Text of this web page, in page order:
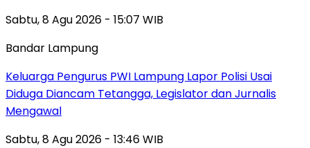
Sabtu, 8 Agu 2026 - 15:07 WIB
Bandar Lampung
Keluarga Pengurus PWI Lampung Lapor Polisi Usai
Diduga Diancam Tetangga, Legislator dan Jurnalis
Mengawal
Sabtu, 8 Agu 2026 - 13:46 WIB